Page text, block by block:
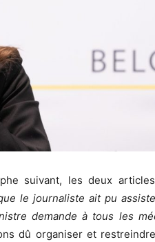
suivant, les deux
le journaliste ait pu
demande à tous les
dû organiser et